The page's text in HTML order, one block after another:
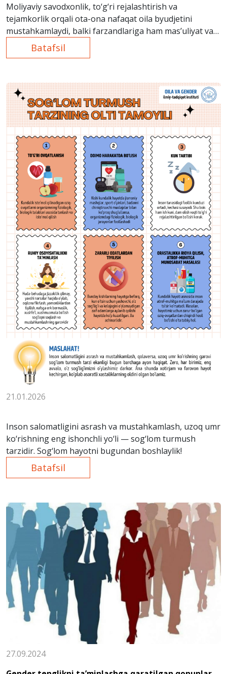
Moliyaviy savodxonlik, to‘g‘ri rejalashtirish va
tejamkorlik orqali ota-ona nafaqat oila byudjetini
mustahkamlaydi, balki farzandlariga ham mas’uliyat va
ongli sarflash madaniyatini o‘rgatadi.
Batafsil
21.01.2026
Inson salomatligini asrash va mustahkamlash, uzoq umr
ko‘rishning eng ishonchli yo‘li — sog‘lom turmush
tarzidir. Sog‘lom hayotni bugundan boshlaylik!
Batafsil
27.09.2024